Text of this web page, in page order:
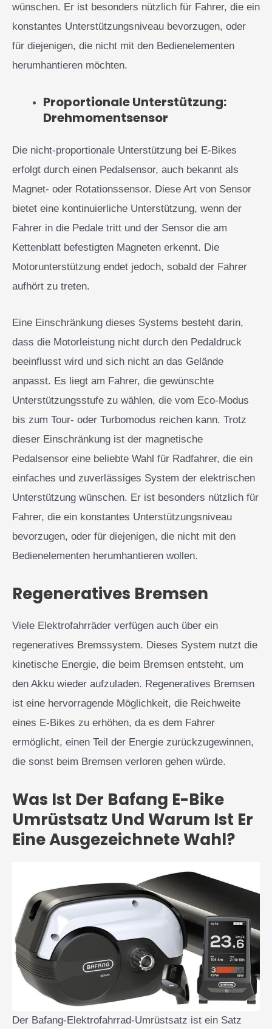
wünschen. Er ist besonders nützlich für Fahrer, die ein
konstantes Unterstützungsniveau bevorzugen, oder
für diejenigen, die nicht mit den Bedienelementen
herumhantieren möchten.
Proportionale Unterstützung:
Drehmomentsensor
Die nicht-proportionale Unterstützung bei E-Bikes
erfolgt durch einen Pedalsensor, auch bekannt als
Magnet- oder Rotationssensor. Diese Art von Sensor
bietet eine kontinuierliche Unterstützung, wenn der
Fahrer in die Pedale tritt und der Sensor die am
Kettenblatt befestigten Magneten erkennt. Die
Motorunterstützung endet jedoch, sobald der Fahrer
aufhört zu treten.
Eine Einschränkung dieses Systems besteht darin,
dass die Motorleistung nicht durch den Pedaldruck
beeinflusst wird und sich nicht an das Gelände
anpasst. Es liegt am Fahrer, die gewünschte
Unterstützungsstufe zu wählen, die vom Eco-Modus
bis zum Tour- oder Turbomodus reichen kann. Trotz
dieser Einschränkung ist der magnetische
Pedalsensor eine beliebte Wahl für Radfahrer, die ein
einfaches und zuverlässiges System der elektrischen
Unterstützung wünschen. Er ist besonders nützlich für
Fahrer, die ein konstantes Unterstützungsniveau
bevorzugen, oder für diejenigen, die nicht mit den
Bedienelementen herumhantieren wollen.
Regeneratives Bremsen
Viele Elektrofahrräder verfügen auch über ein
regeneratives Bremssystem. Dieses System nutzt die
kinetische Energie, die beim Bremsen entsteht, um
den Akku wieder aufzuladen. Regeneratives Bremsen
ist eine hervorragende Möglichkeit, die Reichweite
eines E-Bikes zu erhöhen, da es dem Fahrer
ermöglicht, einen Teil der Energie zurückzugewinnen,
die sonst beim Bremsen verloren gehen würde.
Was Ist Der Bafang E-Bike
Umrüstsatz Und Warum Ist Er
Eine Ausgezeichnete Wahl?
Der Bafang-Elektrofahrrad-Umrüstsatz ist ein Satz